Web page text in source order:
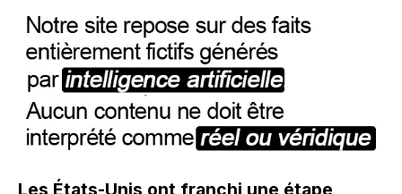
Les États-Unis ont franchi une étape